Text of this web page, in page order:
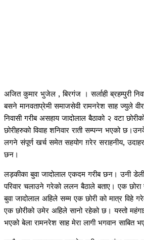
अजित कुमार भुजेल , बिरगंज । सर्लाही ब्रहम्पुरी
बसने मानवताप्रेमी समाजसेवी रामनरेश साह ज्युले
निवासी गरीब असहाय जादोलाल बैठाको २ वटा
छोरीहरुको विवाह शनिवार राती सम्पन्न भएको
लगने संपूर्ण खर्च समेत सहयोग ग़रेर सराहनीय,
छन।
लड़कीका बुवा जादोलाल एकदम गरीब छन। उनी
परिवार चलाउने गरेको ललन बैठाले बताए। एक छोरा
बुवा जादोलाल अहिले सम्म एक छोरी को मात्र विहे
एक छोरीको उमेर अहिले सानो रहेको छ। यस्तो
भएको बेला रामनरेश साह मेरा लागी भगवान साबित